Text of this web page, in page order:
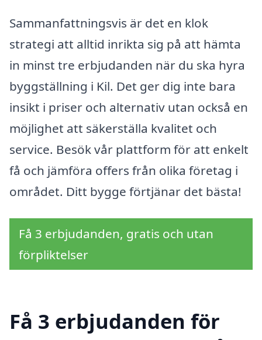
Sammanfattningsvis är det en klok
strategi att alltid inrikta sig på att hämta
in minst tre erbjudanden när du ska hyra
byggställning i Kil. Det ger dig inte bara
insikt i priser och alternativ utan också en
möjlighet att säkerställa kvalitet och
service. Besök vår plattform för att enkelt
få och jämföra offers från olika företag i
området. Ditt bygge förtjänar det bästa!
Få 3 erbjudanden, gratis och utan
förpliktelser
Få 3 erbjudanden för